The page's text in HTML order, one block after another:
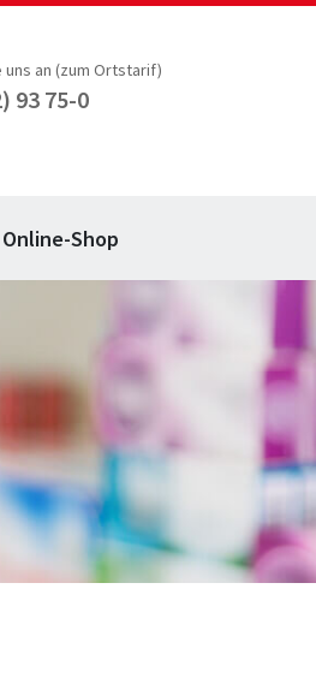
uns an (zum Ortstarif)
93 75-0
Online-Shop